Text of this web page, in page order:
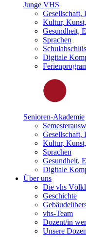
Junge VHS
Gesellschaft,
Kultur,
Gesundheit,
Sprachen
Digitale
Senioren-Akademie
Gesellschaft,
Kultur,
Sprachen
Gesundheit,
Digitale
Über uns
Die vhs
Geschichte
vhs-Team
Dozent/in
Unsere